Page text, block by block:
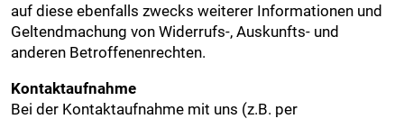
auf diese ebenfalls zwecks weiterer Informationen und
Geltendmachung von Widerrufs-, Auskunfts- und
anderen Betroffenenrechten.
Kontaktaufnahme
Bei der Kontaktaufnahme mit uns (z.B. per